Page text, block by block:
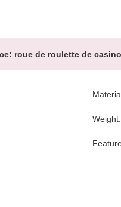
roue de roulette de casino
Weight: